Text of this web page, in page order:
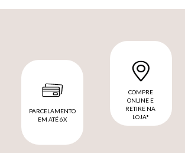
PARCELAMENTO
EM ATÉ 6X
COMPRE
ONLINE E
RETIRE NA
LOJA*